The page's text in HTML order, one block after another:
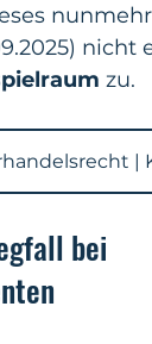
zu.
|
bei